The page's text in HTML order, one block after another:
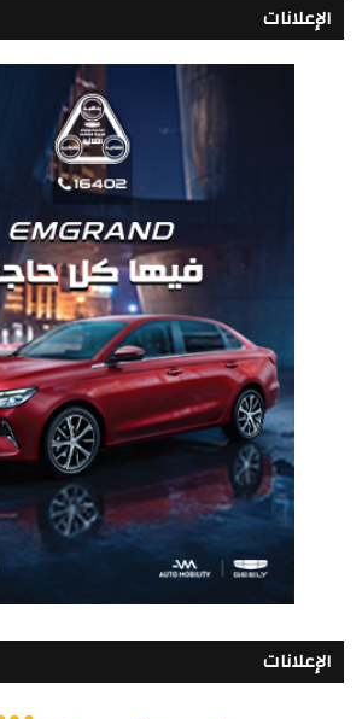
الإعلانات
الإعلانات